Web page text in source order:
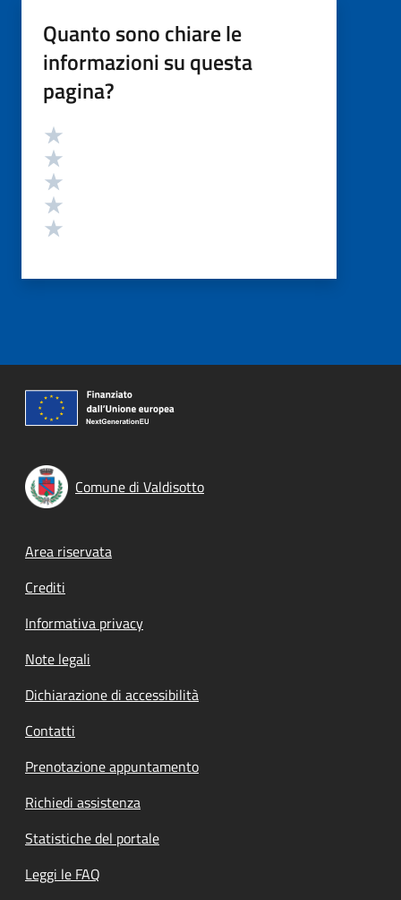
Quanto sono chiare le
informazioni su questa
pagina?
Valutazione
Comune di Valdisotto
Footer menu
Area riservata
Crediti
Informativa privacy
Note legali
Dichiarazione di accessibilità
Contatti
Prenotazione appuntamento
Richiedi assistenza
Statistiche del portale
Leggi le FAQ